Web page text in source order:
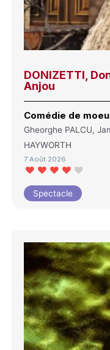
DONIZETTI,
Anjou
Comédie de
Gheorghe PALCU,
HAYWORTH
7 Août 2026
Spectacle